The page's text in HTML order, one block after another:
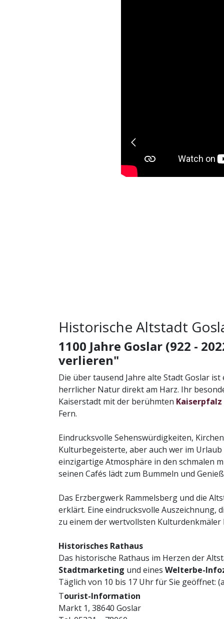
Previous
Historische Altstadt
1100 Jahre Goslar (922 -
verlieren"
Die über tausend Jahre alte Stadt Goslar
herrlicher Natur direkt am Harz. Ihr
Kaiserstadt mit der berühmten Kaiserpfalz
Fern.
Eindrucksvolle Sehenswürdigkeiten,
Kulturbegeisterte, aber auch wer im
einzigartige Atmosphäre in den schmalen
seinen Cafés lädt zum Bummeln und
Das Erzbergwerk Rammelsberg und die
erklärt. Eine eindrucksvolle Auszeichnung,
zu einem der wertvollsten Kulturdenkmäler
Historisches Rathaus
Das historische Rathaus im Herzen der
Stadtmarketing und eines Welterbe-
Täglich von 10 bis 17 Uhr für Sie geöffnet:
Tourist-Information
Markt 1, 38640 Goslar